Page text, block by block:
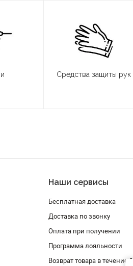
Средства защиты рук
Наши сервисы
Бесплатная доставка
Доставка по звонку
Оплата при получении
Программа лояльности
Возврат товара в течение